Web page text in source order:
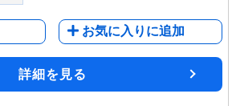
お気に入りに追加
詳細を見る